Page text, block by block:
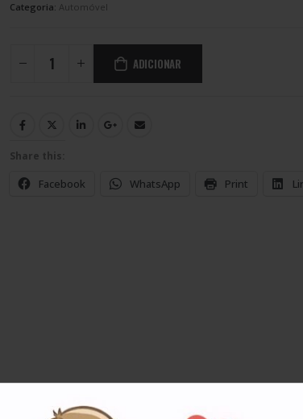
Categoria: Automóvel
ADICIONAR
Share this:
Facebook WhatsApp Print